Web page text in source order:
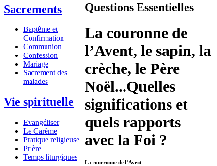
Sacrements
Baptême et
Confirmation
Communion
Confession
Mariage
Sacrement des
malades
Vie spirituelle
Evangéliser
Le Carême
Pratique religieuse
Prière
Temps liturgiques
Questions Essentielles
La couronne de
l’Avent, le sapin, la
crèche, le Père
Noël...Quelles
significations et
quels rapports
avec la Foi ?
La courronne de l’Avent